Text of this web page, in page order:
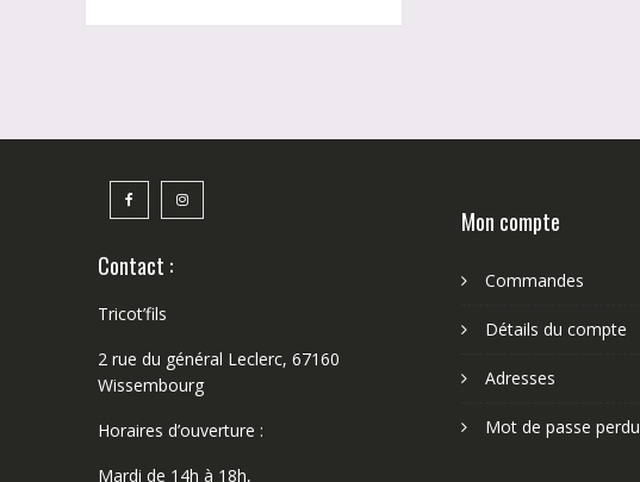
Contact :
Tricot’fils
2 rue du général Leclerc, 67160
Wissembourg
Horaires d’ouverture :
Mardi de 14h à 18h,
Mon compte
Commandes
Détails du compte
Adresses
Mot de passe perdu